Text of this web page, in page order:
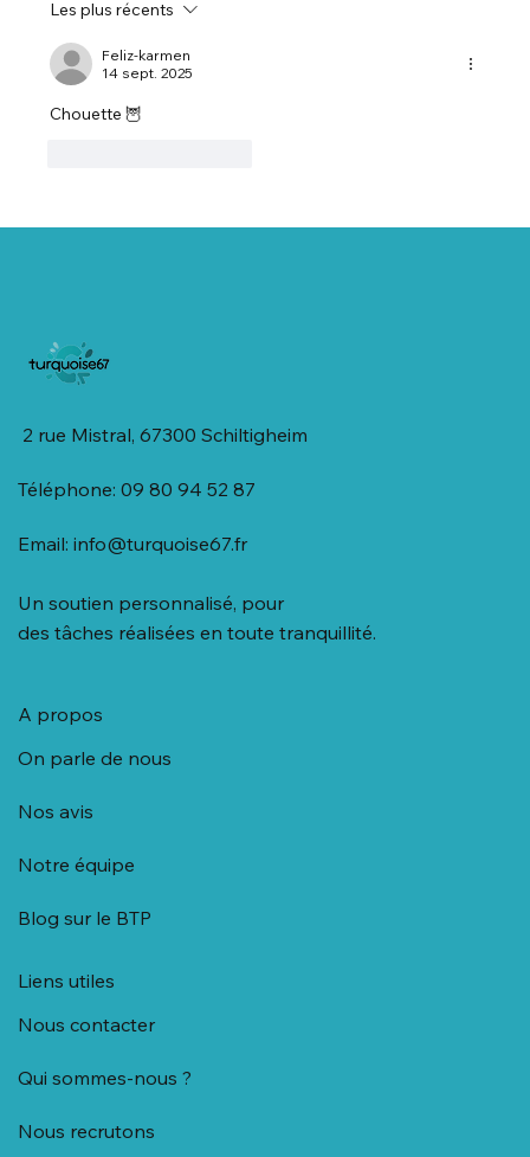
🔨✨
Les plus récents
Feliz-karmen
14 sept. 2025
Chouette 🦉
2 rue Mistral, 67300 Schiltigheim
Téléphone: 09 80 94 52 87
Email:info@turquoise67.fr
Un soutien personnalisé, pour
des tâches réalisées en toute tranquillité.
A propos
On parle de nous
Nos avis
Notre équipe
Blog sur le BTP
Liens utiles
Nous contacter
Qui sommes-nous ?
Nous recrutons